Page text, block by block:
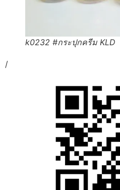
k0232 #กระปุกครีม KLD
/